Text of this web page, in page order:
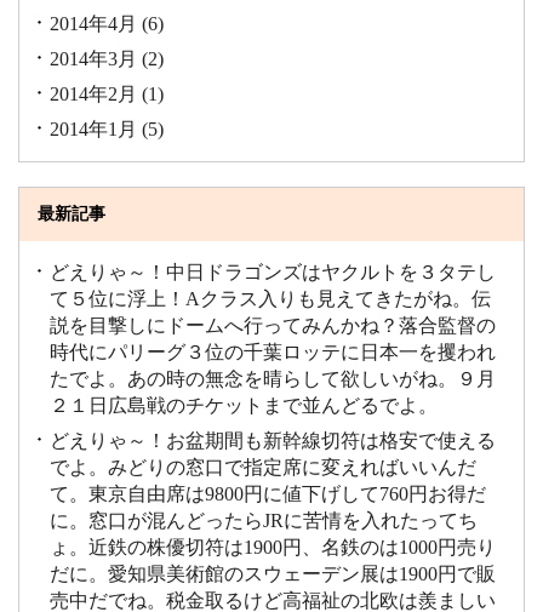
2014年4月 (6)
2014年3月 (2)
2014年2月 (1)
2014年1月 (5)
最新記事
どえりゃ～！中日ドラゴンズはヤクルトを３タテし
て５位に浮上！Aクラス入りも見えてきたがね。伝
説を目撃しにドームへ行ってみんかね？落合監督の
時代にパリーグ３位の千葉ロッテに日本一を攫われ
たでよ。あの時の無念を晴らして欲しいがね。９月
２１日広島戦のチケットまで並んどるでよ。
どえりゃ～！お盆期間も新幹線切符は格安で使える
でよ。みどりの窓口で指定席に変えればいいんだ
て。東京自由席は9800円に値下げして760円お得だ
に。窓口が混んどったらJRに苦情を入れたってち
ょ。近鉄の株優切符は1900円、名鉄のは1000円売り
だに。愛知県美術館のスウェーデン展は1900円で販
売中だでね。税金取るけど高福祉の北欧は羨ましい